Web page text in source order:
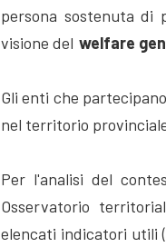
persona sostenuta di
visione del welfare
Gli enti che
nel territorio
Per l'analisi del
Osservatorio
elencati indicatori utili